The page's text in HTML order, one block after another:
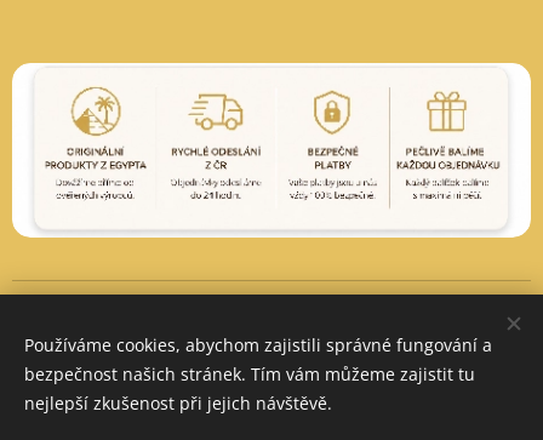
Měna
CZK Kč
EUR € PLN zł
Používáme cookies, abychom zajistili správné fungování a
bezpečnost našich stránek. Tím vám můžeme zajistit tu
nejlepší zkušenost při jejich návštěvě.